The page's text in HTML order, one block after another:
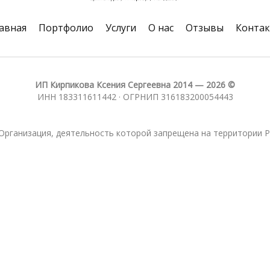
Портфолио Услуги О нас Отзывы
ИП Кирпикова Ксения Сергеевна 2014 — 2026 ©
ИНН 183311611442 · ОГРНИП 316183200054443
деятельность которой запрещена на территории